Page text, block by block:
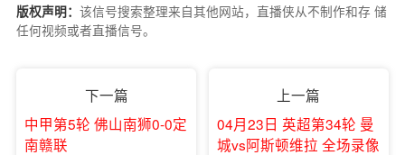
版权声明： 该信号搜索整理来自其他网站，直播侠从不制作和存 储
任何视频或者直播信号。
下一篇
中甲第5轮 佛山南狮0-0定
南赣联
上一篇
04月23日 英超第34轮 曼
城vs阿斯顿维拉 全场录像